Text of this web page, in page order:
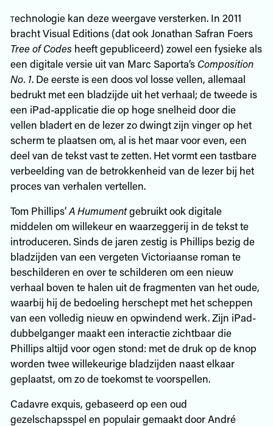
technologie kan deze weergave versterken. In 2011
bracht Visual Editions (dat ook Jonathan Safran Foers
Tree of Codes heeft gepubliceerd) zowel een fysieke als
een digitale versie uit van Marc Saporta’s Composition
No. 1. De eerste is een doos vol losse vellen, allemaal
bedrukt met een bladzijde uit het verhaal; de tweede is
een iPad-applicatie die op hoge snelheid door die
vellen bladert en de lezer zo dwingt zijn vinger op het
scherm te plaatsen om, al is het maar voor even, een
deel van de tekst vast te zetten. Het vormt een tastbare
verbeelding van de betrokkenheid van de lezer bij het
proces van verhalen vertellen.
Tom Phillips’A Humumentgebruikt ook digitale
middelen om willekeur en waarzeggerij in de tekst te
introduceren. Sinds de jaren zestig is Phillips bezig de
bladzijden van een vergeten Victoriaanse roman te
beschilderen en over te schilderen om een nieuw
verhaal boven te halen uit de fragmenten van het oude,
waarbij hij de bedoeling herschept met het scheppen
van een volledig nieuw en opwindend werk. Zijn iPad-
dubbelganger maakt een interactie zichtbaar die
Phillips altijd voor ogen stond: met de druk op de knop
worden twee willekeurige bladzijden naast elkaar
geplaatst, om zo de toekomst te voorspellen.
Cadavre exquis, gebaseerd op een oud
gezelschapsspel en populair gemaakt door André